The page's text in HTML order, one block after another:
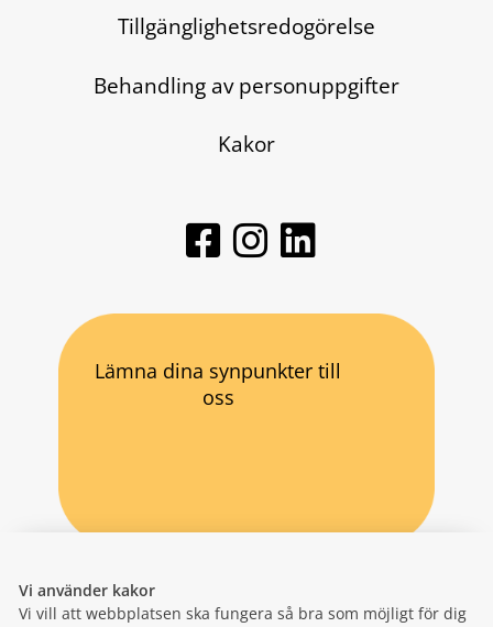
Vi använder kakor
Vi vill att webbplatsen ska fungera så bra som möjligt för dig
Tillgänglighetsredogörelse
Behandling av personuppgifter
Kakor
Lämna dina synpunkter till
oss